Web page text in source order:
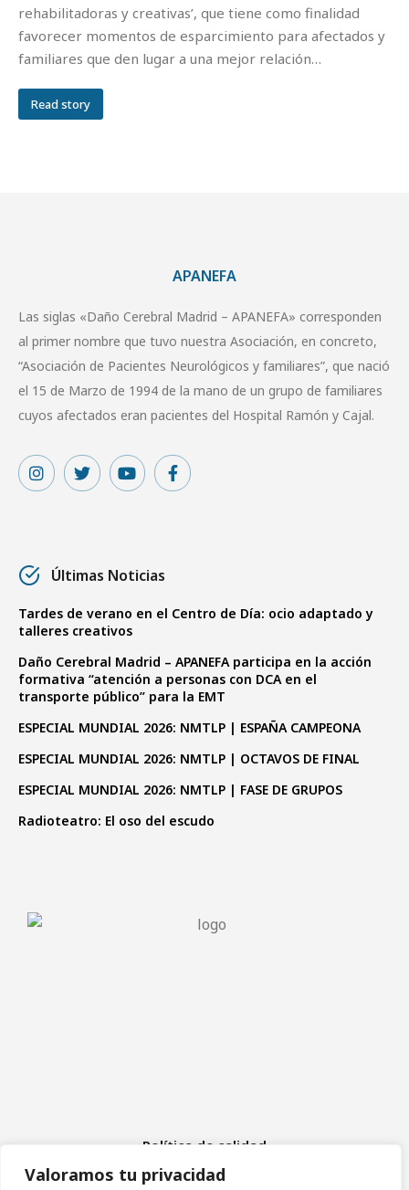
Valoramos tu privacidad
rehabilitadoras y creativas’, que tiene como finalidad
favorecer momentos de esparcimiento para afectados y
familiares que den lugar a una mejor relación…
Read story
APANEFA
Las siglas «Daño Cerebral Madrid – APANEFA» corresponden
al primer nombre que tuvo nuestra Asociación, en concreto,
“Asociación de Pacientes Neurológicos y familiares”, que nació
el 15 de Marzo de 1994 de la mano de un grupo de familiares
cuyos afectados eran pacientes del Hospital Ramón y Cajal.
Últimas Noticias
Tardes de verano en el Centro de Día: ocio adaptado y
talleres creativos
Daño Cerebral Madrid – APANEFA participa en la acción
formativa “atención a personas con DCA en el
transporte público” para la EMT
ESPECIAL MUNDIAL 2026: NMTLP | ESPAÑA CAMPEONA
ESPECIAL MUNDIAL 2026: NMTLP | OCTAVOS DE FINAL
ESPECIAL MUNDIAL 2026: NMTLP | FASE DE GRUPOS
Radioteatro: El oso del escudo
Política de calidad
Aviso Legal
Política de cookies